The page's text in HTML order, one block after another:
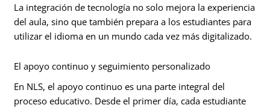
La integración de tecnología no solo mejora la experiencia
del aula, sino que también prepara a los estudiantes para
utilizar el idioma en un mundo cada vez más digitalizado.
El apoyo continuo y seguimiento personalizado
En NLS, el apoyo continuo es una parte integral del
proceso educativo. Desde el primer día, cada estudiante